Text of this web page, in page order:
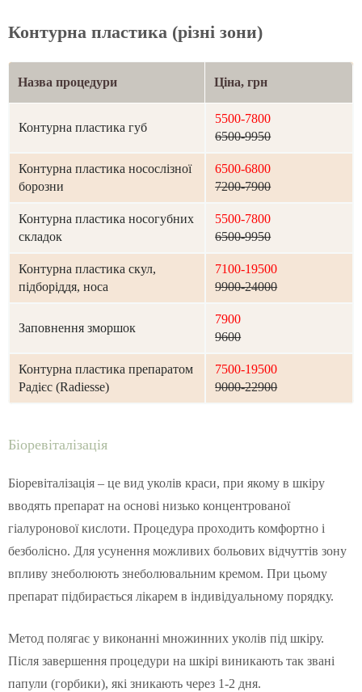
Контурна пластика (різні зони)
Назва процедури Ціна, грн
Контурна пластика губ
5500-7800
6500-9950
Контурна пластика носослізної
борозни
6500-6800
7200-7900
Контурна пластика носогубних
складок
5500-7800
6500-9950
Контурна пластика скул,
підборіддя, носа
7100-19500
9900-24000
Заповнення зморшок
7900
9600
Контурна пластика препаратом
Радієс (Radiesse)
7500-19500
9000-22900
Біоревіталізація
Біоревіталізація – це вид уколів краси, при якому в шкіру
вводять препарат на основі низько концентрованої
гіалуронової кислоти. Процедура проходить комфортно і
безболісно. Для усунення можливих больових відчуттів зону
впливу знеболюють знеболювальним кремом. При цьому
препарат підбирається лікарем в індивідуальному порядку.
Метод полягає у виконанні множинних уколів під шкіру.
Після завершення процедури на шкірі виникають так звані
папули (горбики), які зникають через 1-2 дня.